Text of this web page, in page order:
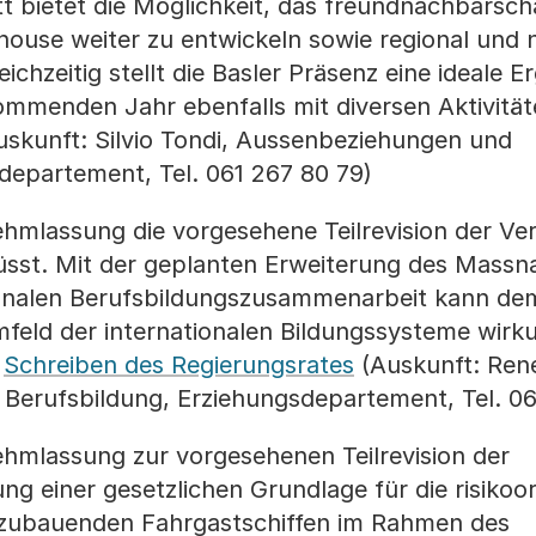
bietet die Möglichkeit, das
weiter zu entwickeln sowie regional und
stellt die Basler Präsenz eine ideale
Jahr ebenfalls mit diversen
Silvio Tondi, Aussenbeziehungen und
Tel. 061 267 80 79)
die vorgesehene Teilrevision der
Mit der geplanten Erweiterung des
Berufsbildungszusammenarbeit kann
der internationalen Bildungssysteme
Schreiben des Regierungsrates (Auskunft:
Erziehungsdepartement, Tel.
zur vorgesehenen Teilrevision der
einer gesetzlichen Grundlage für die
Fahrgastschiffen im Rahmen des